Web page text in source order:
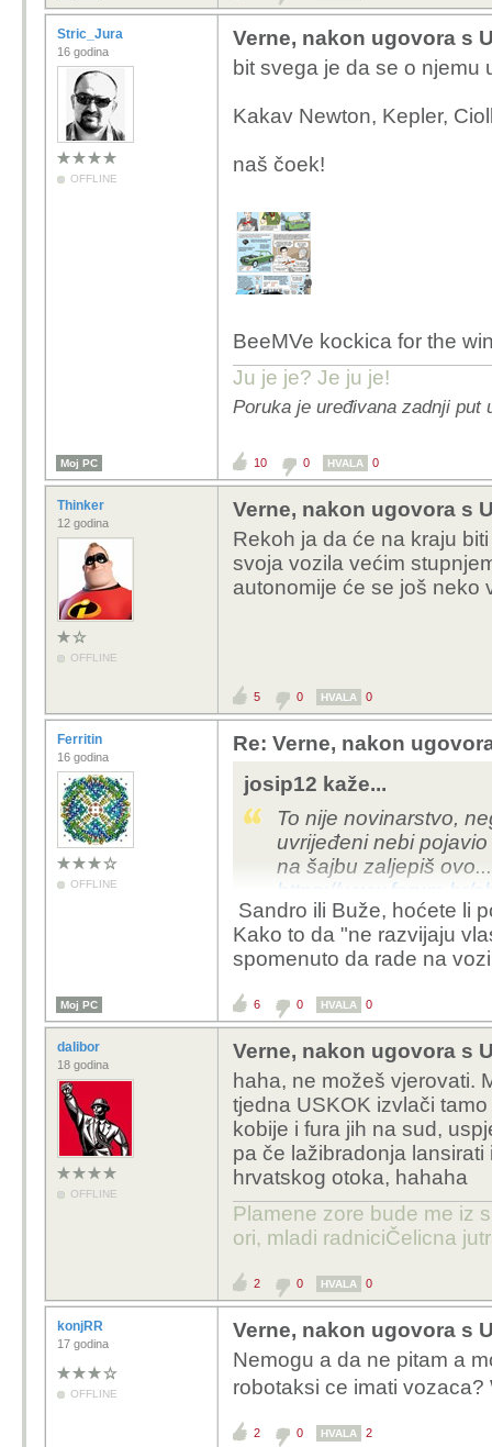
Stric_Jura
16 godina
OFFLINE
Verne, nakon ugovora s
bit svega je da se o njemu
Kakav Newton, Kepler,
naš čoek!
BeeMVe kockica for the
Ju je je? Je ju je!
Poruka je uređivana zadnji put
Moj PC 10 0 HVALA 0
Thinker
12 godina
OFFLINE
Verne, nakon ugovora s
Rekoh ja da će na kraju
svoja vozila većim
autonomije će se još neko
5 0 HVALA 0
Ferritin
16 godina
OFFLINE
Re: Verne, nakon
josip12 kaže...
To nije novinarstvo,
uvrijeđeni nebi
na šajbu zaljepiš ovo...
https://www.forum.hr/
I šta je s ćaćom?
Sandro ili Buže, hoćete li
Kako to da "ne razvijaju
spomenuto da rade na
Moj PC 6 0 HVALA 0
dalibor
18 godina
OFFLINE
Verne, nakon ugovora s
haha, ne možeš vjerovati.
tjedna USKOK izvlači
kobije i fura jih na sud,
pa če lažibradonja
hrvatskog otoka, hahaha
Plamene zore bude me iz
ori, mladi radniciČelicna
2 0 HVALA 0
konjRR
17 godina
OFFLINE
Verne, nakon ugovora s
Nemogu a da ne pitam a
robotaksi ce imati
2 0 HVALA 2